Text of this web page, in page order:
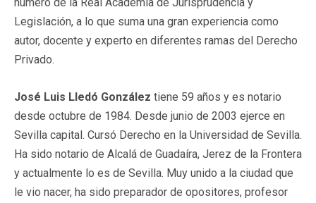
Legislación, a lo que suma una gran experiencia como
autor, docente y experto en diferentes ramas del Derecho
Privado.
José Luis Lledó González tiene 59 años y es notario
desde octubre de 1984. Desde junio de 2003 ejerce en
Sevilla capital. Cursó Derecho en la Universidad de Sevilla.
Ha sido notario de Alcalá de Guadaíra, Jerez de la Frontera
y actualmente lo es de Sevilla. Muy unido a la ciudad que
le vio nacer, ha sido preparador de opositores, profesor